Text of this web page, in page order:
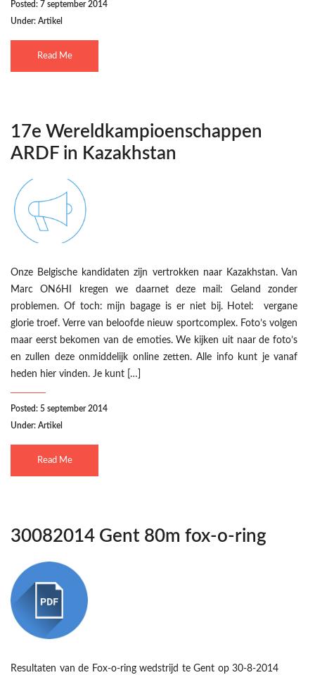
Posted: 7 september 2014
Under: Artikel
Read Me
17e Wereldkampioenschappen
ARDF in Kazakhstan
Onze Belgische kandidaten zijn vertrokken naar Kazakhstan. Van
Marc ON6HI kregen we daarnet deze mail: Geland zonder
problemen. Of toch: mijn bagage is er niet bij. Hotel: vergane
glorie troef. Verre van beloofde nieuw sportcomplex. Foto’s volgen
maar eerst bekomen van de emoties. We kijken uit naar de foto’s
en zullen deze onmiddelijk online zetten. Alle info kunt je vanaf
heden hier vinden. Je kunt […]
Posted: 5 september 2014
Under: Artikel
Read Me
30082014 Gent 80m fox-o-ring
Resultaten van de Fox-o-ring wedstrijd te Gent op 30-8-2014